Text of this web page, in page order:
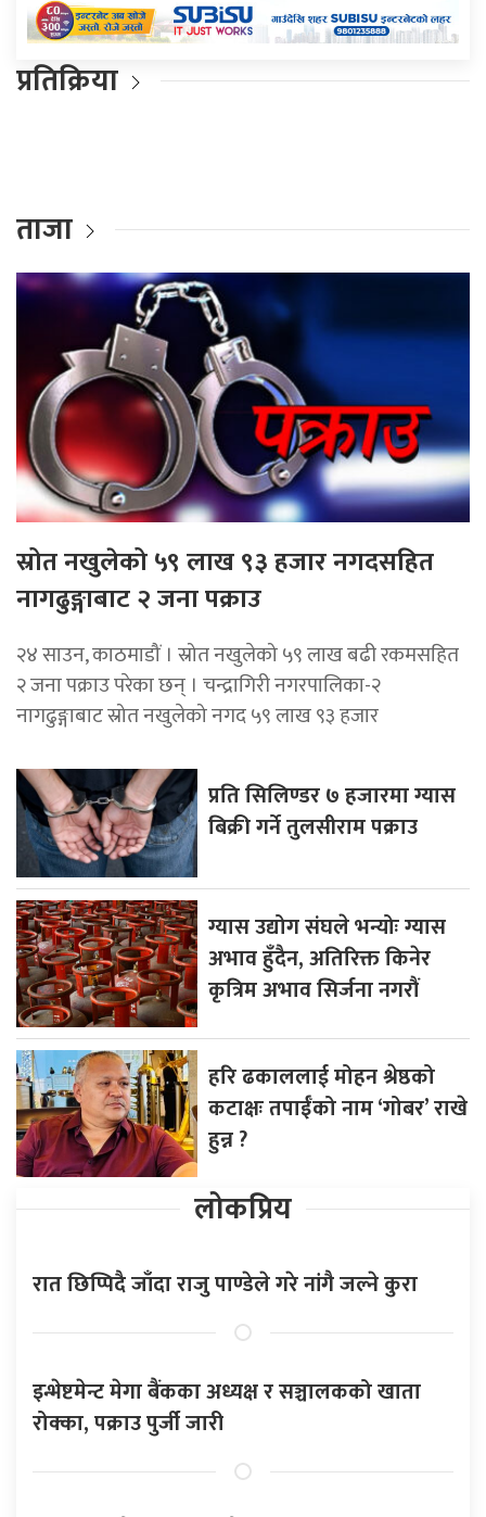
प्रतिक्रिया
ताजा
स्रोत नखुलेको ५९ लाख ९३ हजार नगदसहित
नागढुङ्गाबाट २ जना पक्राउ
२४ साउन, काठमाडौं । स्रोत नखुलेको ५९ लाख बढी रकमसहित
२ जना पक्राउ परेका छन् । चन्द्रागिरी नगरपालिका-२
नागढुङ्गाबाट स्रोत नखुलेको नगद ५९ लाख ९३ हजार
प्रति सिलिण्डर ७ हजारमा ग्यास
बिक्री गर्ने तुलसीराम पक्राउ
ग्यास उद्योग संघले भन्योः ग्यास
अभाव हुँदैन, अतिरिक्त किनेर
कृत्रिम अभाव सिर्जना नगरौं
हरि ढकाललाई मोहन श्रेष्ठको
कटाक्षः तपाईँको नाम ‘गोबर’ राखे
हुन्न ?
लोकप्रिय
रात छिप्पिदै जाँदा राजु पाण्डेले गरे नांगै जल्ने कुरा
इन्भेष्टमेन्ट मेगा बैंकका अध्यक्ष र सञ्चालकको खाता
रोक्का, पक्राउ पुर्जी जारी